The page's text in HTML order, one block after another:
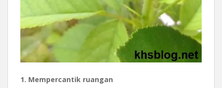
1. Mempercantik ruangan